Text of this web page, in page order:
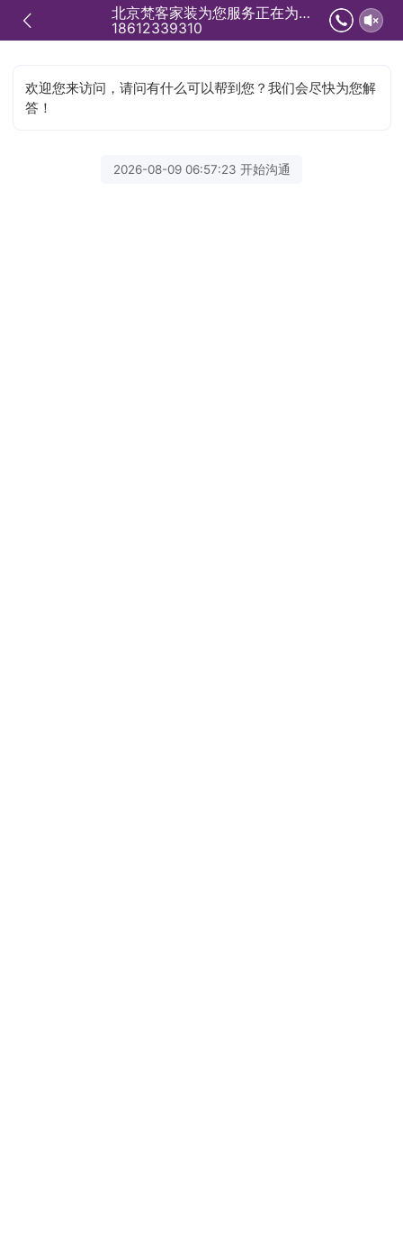
北京梵客家装为您服务正在为您服务
18612339310
欢迎您来访问，请问有什么可以帮到您？我们会尽快为您解
答！
2026-08-09 06:57:23 开始沟通